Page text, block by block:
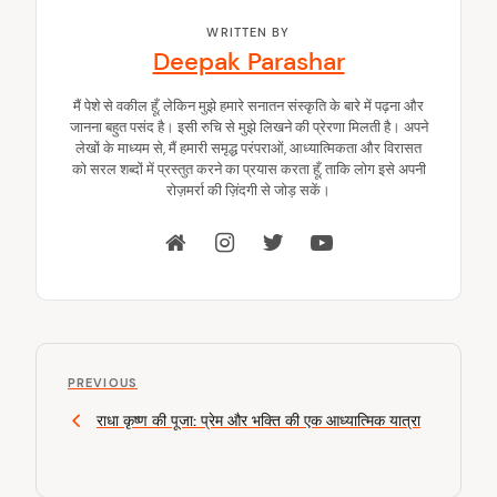
WRITTEN BY
Deepak Parashar
मैं पेशे से वकील हूँ, लेकिन मुझे हमारे सनातन संस्कृति के बारे में पढ़ना और
जानना बहुत पसंद है। इसी रुचि से मुझे लिखने की प्रेरणा मिलती है। अपने
लेखों के माध्यम से, मैं हमारी समृद्ध परंपराओं, आध्यात्मिकता और विरासत
को सरल शब्दों में प्रस्तुत करने का प्रयास करता हूँ, ताकि लोग इसे अपनी
रोज़मर्रा की ज़िंदगी से जोड़ सकें।
P
PPREVIOUS
राधा कृष्ण की पूजा: प्रेम और भक्ति की एक आध्यात्मिक यात्रा